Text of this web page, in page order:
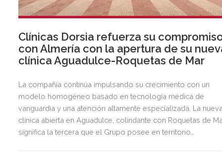
Clínicas Dorsia refuerza su
con Almería con la apertura de su
clínica Aguadulce-Roquetas de Mar
La compañía continúa impulsando su crecimiento con un
modelo homogéneo basado en tecnología médica de
vanguardia y una atención altamente especializada. La
clínica abierta en Aguadulce, colindante con Roquetas de
significa la tercera que el Grupo posee en territorio